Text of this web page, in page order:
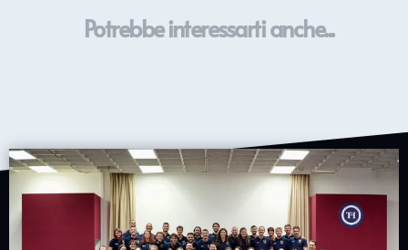
Potrebbe interessarti anche...